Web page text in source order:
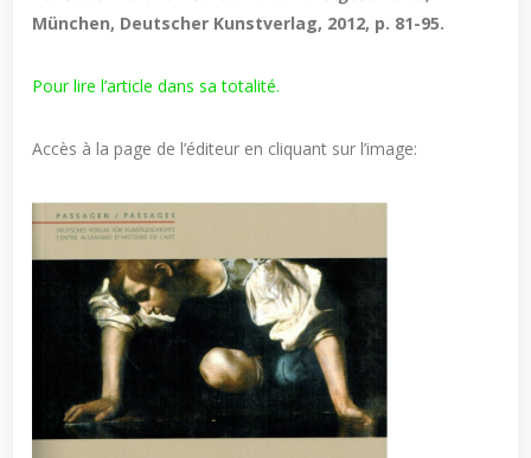
München, Deutscher Kunstverlag, 2012, p. 81-95.
Pour lire l’article dans sa totalité.
Accès à la page de l’éditeur en cliquant sur l’image: